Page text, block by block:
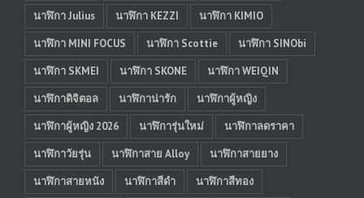
นาฬิกา Julius
นาฬิกา KEZZI
นาฬิกา KIMIO
นาฬิกา MINI FOCUS
นาฬิกา Scottie
นาฬิกา SINObi
นาฬิกา SKMEI
นาฬิกา SKONE
นาฬิกา WEIQIN
นาฬิกาดิจิตอล
นาฬิกาน่ารัก
นาฬิกาผู้หญิง
นาฬิกาผู้หญิง 2026
นาฬิการุ่นใหม่
นาฬิกาลดราคา
นาฬิกาวัยรุ่น
นาฬิกาสาย Alloy
นาฬิกาสายยาง
นาฬิกาสายหนัง
นาฬิกาสีดำ
นาฬิกาสีทอง